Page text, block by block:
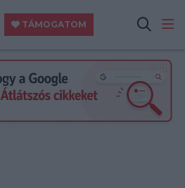
TÁMOGATOM